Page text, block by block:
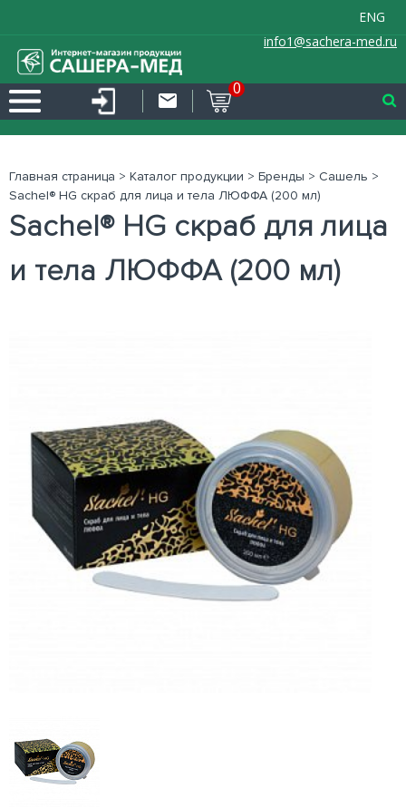
ENG
info1@sachera-med.ru
0
Главная страница > Каталог продукции > Бренды > Сашель >
Sachel® HG скраб для лица и тела ЛЮФФА (200 мл)
Sachel® HG скраб для лица
и тела ЛЮФФА (200 мл)